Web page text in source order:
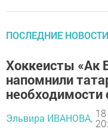
ПОСЛЕДНИЕ НОВОСТИ
Хоккеисты «Ак
напомнили
Эльвира ИВАНОВА,